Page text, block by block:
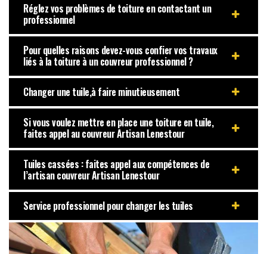
Réglez vos problèmes de toiture en contactant un
professionnel
Pour quelles raisons devez-vous confier vos travaux
liés à la toiture à un couvreur professionnel ?
Changer une tuile,à faire minutieusement
Si vous voulez mettre en place une toiture en tuile,
faites appel au couvreur Artisan Lenestour
Tuiles cassées : faites appel aux compétences de
l’artisan couvreur Artisan Lenestour
Service professionnel pour changer les tuiles